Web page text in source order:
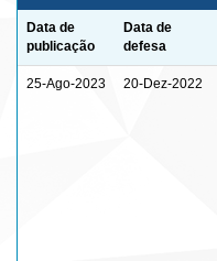
Data de
publicação
Data de
defesa
25-Ago-2023 20-Dez-2022